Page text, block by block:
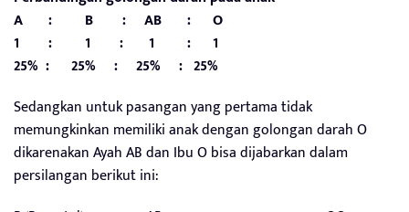
A : B : AB : O
1 : 1 : 1 : 1
25% : 25% : 25% : 25%
Sedangkan untuk pasangan yang pertama tidak
memungkinkan memiliki anak dengan golongan darah O
dikarenakan Ayah AB dan Ibu O bisa dijabarkan dalam
persilangan berikut ini: